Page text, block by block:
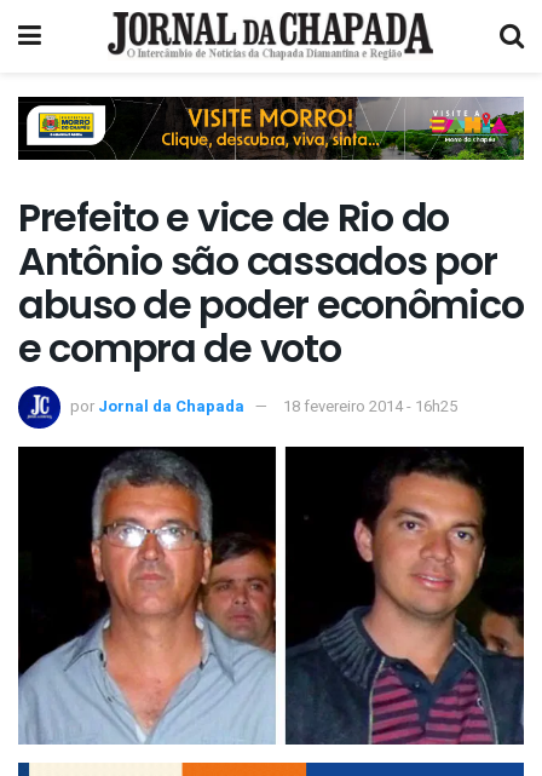
Prefeito e vice de Rio do
Antônio são cassados por
abuso de poder econômico
e compra de voto
por Jornal da Chapada 18 fevereiro 2014 - 16h25